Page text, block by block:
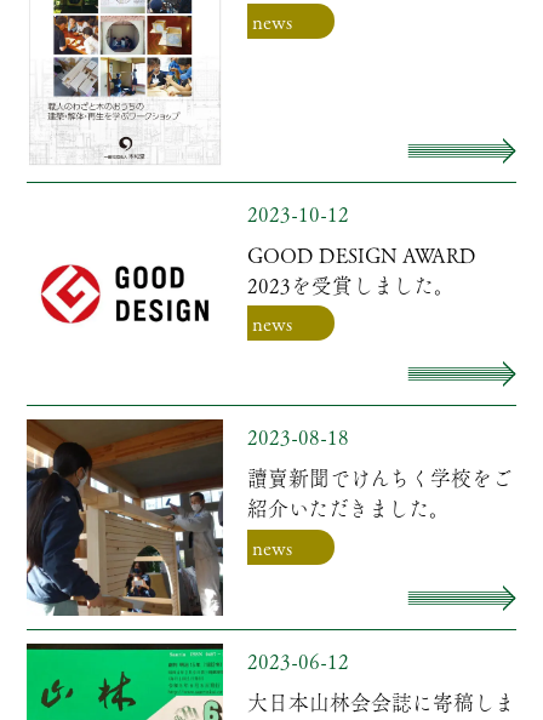
news
2023-10-12
GOOD DESIGN AWARD
2023を受賞しました。
news
2023-08-18
讀賣新聞でけんちく学校をご
紹介いただきました。
news
2023-06-12
大日本山林会会誌に寄稿しま